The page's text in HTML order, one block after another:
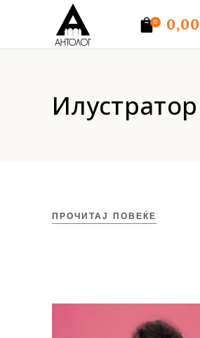
0 0,00
Илустратор
ПРОЧИТАЈ ПОВЕЌЕ